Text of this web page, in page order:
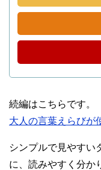
続編はこちらです。
大人の言葉えらびが
シンプルで見やすい
に、読みやすく分か